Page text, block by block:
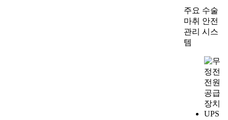
주요 수술
마취 안전
관리 시스
템